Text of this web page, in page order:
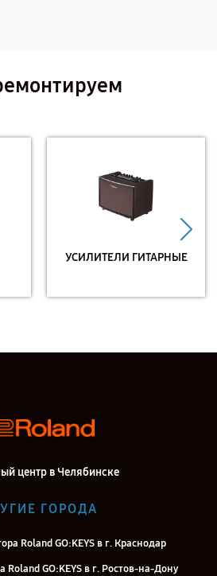
УСИЛИТЕЛИ ГИТАРНЫЕ
центр в Челябинске
ГОРОДА
Roland GO:KEYS в г. Краснодар
Roland GO:KEYS в г. Ростов-на-Дону